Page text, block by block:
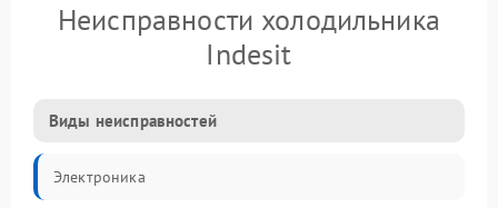
Неисправности холодильника
Indesit
Виды неисправностей
Электроника